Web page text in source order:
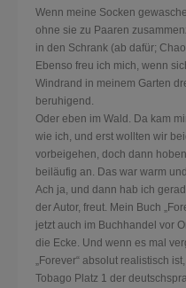
Wenn meine Socken
ohne sie zu Paaren
in den Schrank (ab dafür;
Ebenso freu ich mich, wenn
Windrand in meinem Garten
beruhigend.
Oder eben im Wald. Da kam
wie ich, und erst wollten wir
vorbeigehen, doch dann
beiläufig an. Das war warm
Ach ja, und dann hab ich
der Autor, freut. Mein Buch
jetzt auch im Buchhandel vor
die Ecke. Und wenn es mal
„Forever“ absolut realistisch
Tobago Platz 1 der